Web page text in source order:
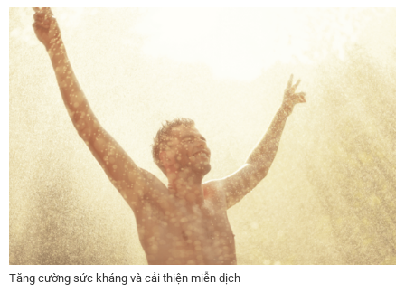
Tăng cường sức kháng và cải thiện miễn dịch